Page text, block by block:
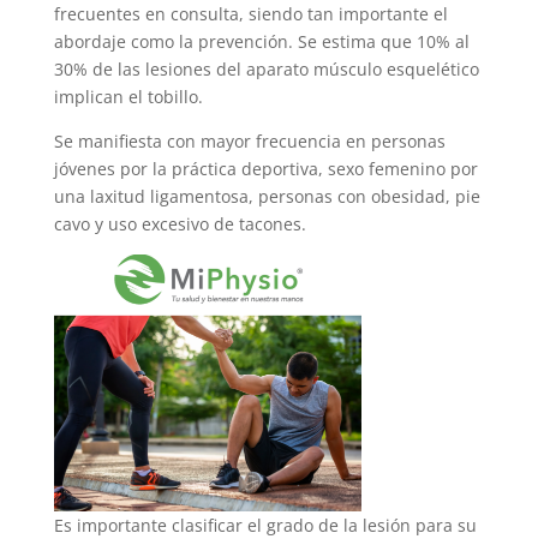
frecuentes en consulta, siendo tan importante el
abordaje como la prevención. Se estima que 10% al
30% de las lesiones del aparato músculo esquelético
implican el tobillo.
Se manifiesta con mayor frecuencia en personas
jóvenes por la práctica deportiva, sexo femenino por
una laxitud ligamentosa, personas con obesidad, pie
cavo y uso excesivo de tacones.
Es importante clasificar el grado de la lesión para su